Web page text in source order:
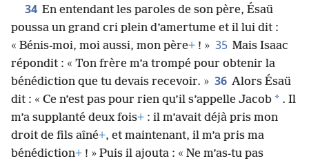
34 En entendant les paroles de son père, Ésaü
poussa un grand cri plein d’amertume et il lui dit :
« Bénis-moi, moi aussi, mon père+ ! » 35 Mais Isaac
répondit : « Ton frère m’a trompé pour obtenir la
bénédiction que tu devais recevoir. » 36 Alors Ésaü
dit : « Ce n’est pas pour rien qu’il s’appelle Jacob * . Il
m’a supplanté deux fois+ : il m’avait déjà pris mon
droit de fils aîné+, et maintenant, il m’a pris ma
bénédiction+ ! » Puis il ajouta : « Ne m’as-tu pas